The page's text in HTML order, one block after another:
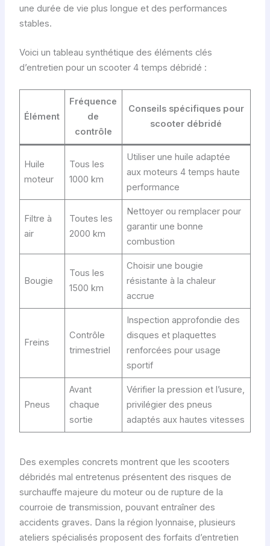
une durée de vie plus longue et des performances
stables.
Voici un tableau synthétique des éléments clés
d’entretien pour un scooter 4 temps débridé :
Élément
Fréquence
de
contrôle
Conseils spécifiques pour
scooter débridé
Huile
moteur
Tous les
1000 km
Utiliser une huile adaptée
aux moteurs 4 temps haute
performance
Filtre à
air
Toutes les
2000 km
Nettoyer ou remplacer pour
garantir une bonne
combustion
Bougie
Tous les
1500 km
Choisir une bougie
résistante à la chaleur
accrue
Freins
Contrôle
trimestriel
Inspection approfondie des
disques et plaquettes
renforcées pour usage
sportif
Pneus
Avant
chaque
sortie
Vérifier la pression et l’usure,
privilégier des pneus
adaptés aux hautes vitesses
Des exemples concrets montrent que les scooters
débridés mal entretenus présentent des risques de
surchauffe majeure du moteur ou de rupture de la
courroie de transmission, pouvant entraîner des
accidents graves. Dans la région lyonnaise, plusieurs
ateliers spécialisés proposent des forfaits d’entretien